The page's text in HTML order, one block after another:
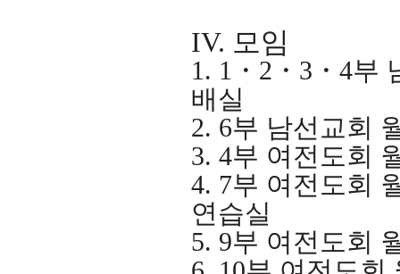
IV. 모임
1. 1 ・ 2 ・ 3 ・ 4부
배실
2. 6부 남선교회
3. 4부 여전도회
4. 7부 여전도회
연습실
5. 9부 여전도회